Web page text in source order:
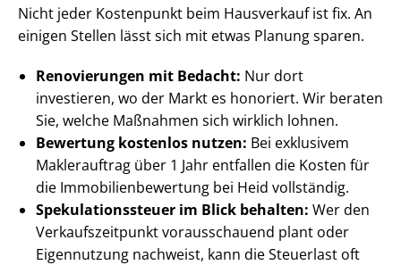
Nicht jeder Kostenpunkt beim Hausverkauf ist fix. An
einigen Stellen lässt sich mit etwas Planung sparen.
Renovierungen mit Bedacht: Nur dort
investieren, wo der Markt es honoriert. Wir beraten
Sie, welche Maßnahmen sich wirklich lohnen.
Bewertung kostenlos nutzen: Bei exklusivem
Maklerauftrag über 1 Jahr entfallen die Kosten für
die Im­mo­bi­li­en­be­wer­tung bei Heid vollständig.
Spe­ku­la­ti­ons­steu­er im Blick behalten: Wer den
Ver­kaufs­zeit­punkt vorausschauend plant oder
Eigennutzung nachweist, kann die Steuerlast oft